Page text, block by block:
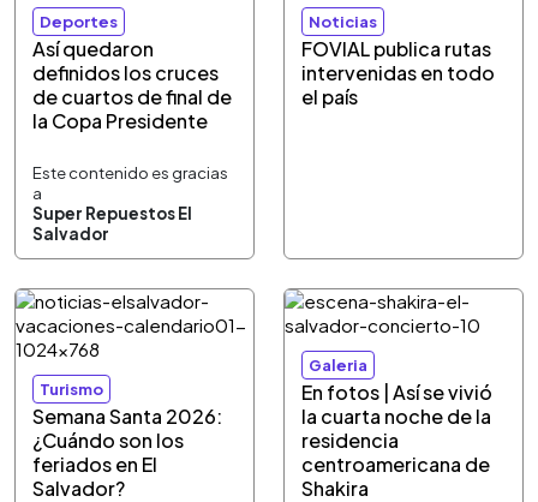
Deportes
Así quedaron
definidos los cruces
de cuartos de final de
la Copa Presidente
Este contenido es gracias
a
Super Repuestos El
Salvador
Noticias
FOVIAL publica rutas
intervenidas en todo
el país
Turismo
Semana Santa 2026:
¿Cuándo son los
feriados en El
Salvador?
Galeria
En fotos | Así se vivió
la cuarta noche de la
residencia
centroamericana de
Shakira